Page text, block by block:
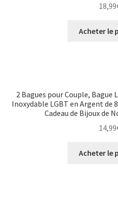
18,99
Acheter le
2 Bagues pour Couple, Bague
Inoxydable LGBT en Argent de
Cadeau de Bijoux de
14,99
Acheter le